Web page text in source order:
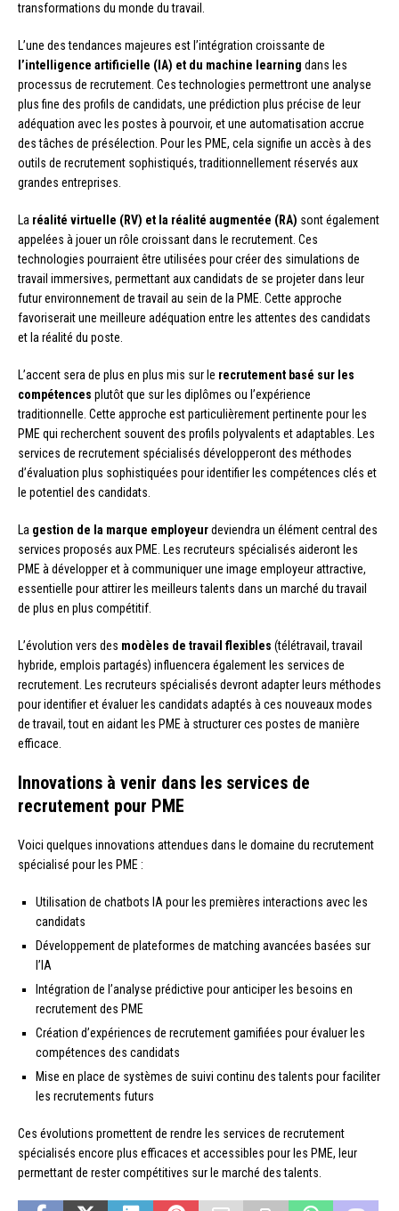
transformations du monde du travail.
L’une des tendances majeures est l’intégration croissante de
l’intelligence artificielle (IA) et du machine learning dans les
processus de recrutement. Ces technologies permettront une analyse
plus fine des profils de candidats, une prédiction plus précise de leur
adéquation avec les postes à pourvoir, et une automatisation accrue
des tâches de présélection. Pour les PME, cela signifie un accès à des
outils de recrutement sophistiqués, traditionnellement réservés aux
grandes entreprises.
La réalité virtuelle (RV) et la réalité augmentée (RA) sont également
appelées à jouer un rôle croissant dans le recrutement. Ces
technologies pourraient être utilisées pour créer des simulations de
travail immersives, permettant aux candidats de se projeter dans leur
futur environnement de travail au sein de la PME. Cette approche
favoriserait une meilleure adéquation entre les attentes des candidats
et la réalité du poste.
L’accent sera de plus en plus mis sur le recrutement basé sur les
compétences plutôt que sur les diplômes ou l’expérience
traditionnelle. Cette approche est particulièrement pertinente pour les
PME qui recherchent souvent des profils polyvalents et adaptables. Les
services de recrutement spécialisés développeront des méthodes
d’évaluation plus sophistiquées pour identifier les compétences clés et
le potentiel des candidats.
La gestion de la marque employeurdeviendra un élément central des
services proposés aux PME. Les recruteurs spécialisés aideront les
PME à développer et à communiquer une image employeur attractive,
essentielle pour attirer les meilleurs talents dans un marché du travail
de plus en plus compétitif.
L’évolution vers des modèles de travail flexibles (télétravail, travail
hybride, emplois partagés) influencera également les services de
recrutement. Les recruteurs spécialisés devront adapter leurs méthodes
pour identifier et évaluer les candidats adaptés à ces nouveaux modes
de travail, tout en aidant les PME à structurer ces postes de manière
efficace.
Innovations à venir dans les services de
recrutement pour PME
Voici quelques innovations attendues dans le domaine du recrutement
spécialisé pour les PME :
Utilisation de chatbots IA pour les premières interactions avec les
candidats
Développement de plateformes de matching avancées basées sur
l’IA
Intégration de l’analyse prédictive pour anticiper les besoins en
recrutement des PME
Création d’expériences de recrutement gamifiées pour évaluer les
compétences des candidats
Mise en place de systèmes de suivi continu des talents pour faciliter
les recrutements futurs
Ces évolutions promettent de rendre les services de recrutement
spécialisés encore plus efficaces et accessibles pour les PME, leur
permettant de rester compétitives sur le marché des talents.